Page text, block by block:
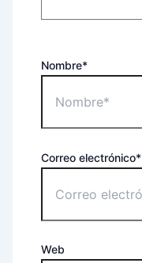
Nombre*
Correo electrónico*
Web